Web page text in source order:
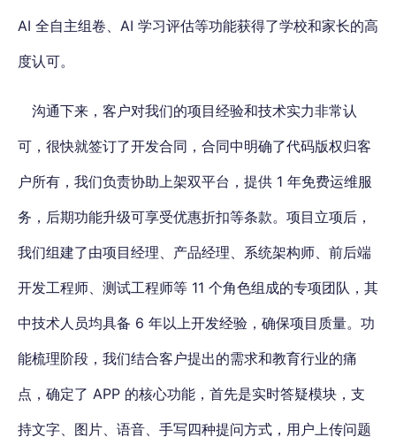
AI 全自主组卷、AI 学习评估等功能获得了学校和家长的高
度认可。
沟通下来，客户对我们的项目经验和技术实力非常认
可，很快就签订了开发合同，合同中明确了代码版权归客
户所有，我们负责协助上架双平台，提供 1 年免费运维服
务，后期功能升级可享受优惠折扣等条款。项目立项后，
我们组建了由项目经理、产品经理、系统架构师、前后端
开发工程师、测试工程师等 11 个角色组成的专项团队，其
中技术人员均具备 6 年以上开发经验，确保项目质量。功
能梳理阶段，我们结合客户提出的需求和教育行业的痛
点，确定了 APP 的核心功能，首先是实时答疑模块，支
持文字、图片、语音、手写四种提问方式，用户上传问题